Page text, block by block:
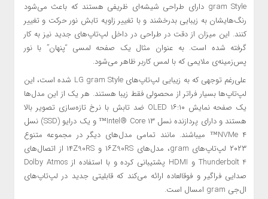
gram Style دارای طراحی شیشه‌ای ظریفی هستند که باعث می‌شود
رنگ‌هایشان به زیبایی بدرخشند و با تغییر زاویه تابش نور حرکت و تغییر
کنند. این میزان از دقت در طراحی در داخل لپ‌تاپ‌های جدید نیز به کار
گرفته شده است. به عنوان مثال یک صفحه لمسی “پنهان” با نور
پس‌زمینه‌ی ملایمی که با لمس کاربر ظاهر می‌شود.
علی‌رغم توجهی که به زیبایی لپ‌تاپ‌های LG gram Style شده است، این
لپ‌تاپ‌ها بسیار فراتر از محصولی فقط زیبا هستند. هر یک از این مدل‌ها
یک صفحه نمایش ۱۶:۱۰ OLED ضد تابش با نرخ تازه‌سازی تصویر بالا
هستند و دارای پردازنده نسل ۱۳ Intel® Core™ و یک درایو (SSD) نسل
۴ NVMe™ می­باشند. مانند تمامی مدل‌های دیگر در مجموعه متنوع
۲۰۲۳ لپ‌تاپ‌های gram، مدل‌های ۱۶Z90RS و ۱۴Z90RS از اتصال‌های
Thunderbolt 4 و HDMI پشتیبانی کرده و با استفاده از Dolby Atmos
صدایی فراگیر و فوق­العاده ارائه می‌کند که قابلیتی جدید در لپ‌تاپ‌های
ال‌جی gram امسال است.